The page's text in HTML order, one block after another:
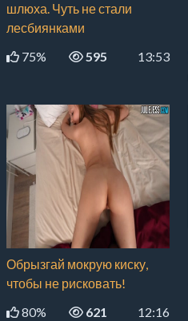
шлюха. Чуть не стали
лесбиянками
75%
595 13:53
Обрызгай мокрую киску,
чтобы не рисковать!
80%
621 12:16